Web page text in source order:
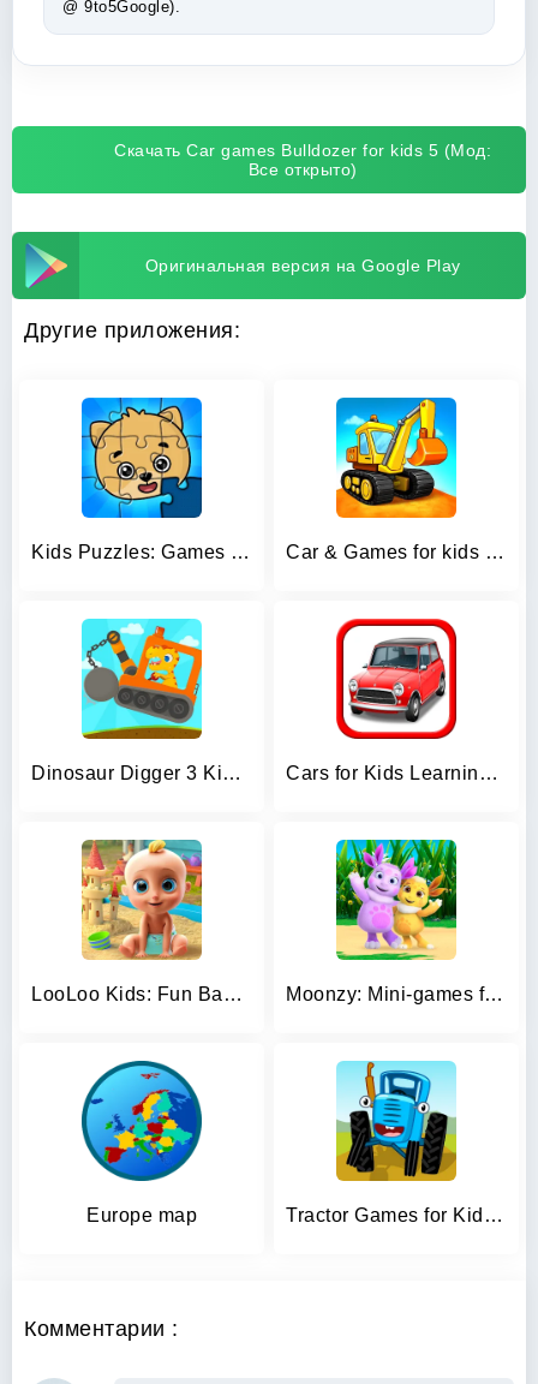
@ 9to5Google).
Скачать Car games Bulldozer for kids 5 (Мод:
Все открыто)
Оригинальная версия на Google Play
Другие приложения:
Kids Puzzles: Games for Kids Car & Games for kids building
Dinosaur Digger 3 Kids Games Cars for Kids Learning Games
LooLoo Kids: Fun Baby Games! Moonzy: Mini-games for Kids
Europe map Tractor Games for Kids & Baby!
Комментарии :